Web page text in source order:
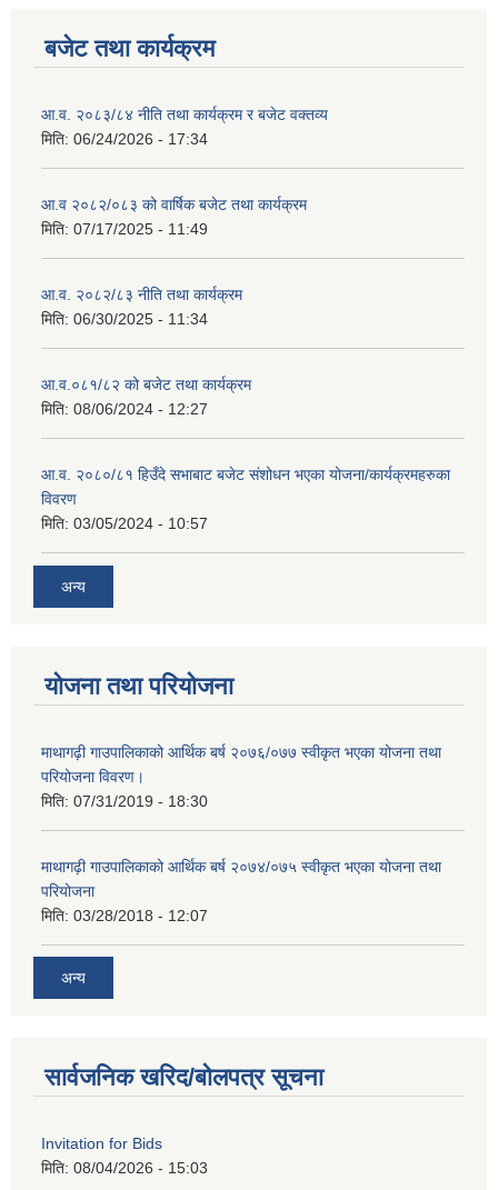
बजेट तथा कार्यक्रम
आ.व. २०८३/८४ नीति तथा कार्यक्रम र बजेट वक्तव्य
मिति: 06/24/2026 - 17:34
आ.व २०८२/०८३ को वार्षिक बजेट तथा कार्यक्रम
मिति: 07/17/2025 - 11:49
आ.व. २०८२/८३ नीति तथा कार्यक्रम
मिति: 06/30/2025 - 11:34
आ.व.०८१/८२ को बजेट तथा कार्यक्रम
मिति: 08/06/2024 - 12:27
आ.व. २०८०/८१ हिउँदे सभाबाट बजेट संशोधन भएका योजना/कार्यक्रमहरुका
विवरण
मिति: 03/05/2024 - 10:57
अन्य
योजना तथा परियोजना
माथागढ़ी गाउपालिकाको आर्थिक बर्ष २०७६/०७७ स्वीकृत भएका योजना तथा
परियोजना विवरण।
मिति: 07/31/2019 - 18:30
माथागढ़ी गाउपालिकाको आर्थिक बर्ष २०७४/०७५ स्वीकृत भएका योजना तथा
परियोजना
मिति: 03/28/2018 - 12:07
अन्य
सार्वजनिक खरिद/बोलपत्र सूचना
Invitation for Bids
मिति: 08/04/2026 - 15:03